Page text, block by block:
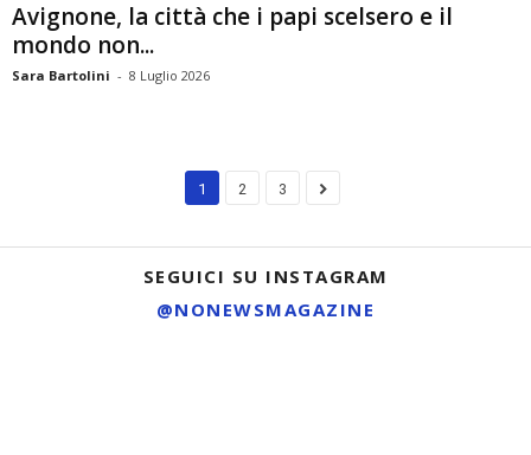
Avignone, la città che i papi scelsero e il
mondo non...
Sara Bartolini - 8 Luglio 2026
1 2 3
SEGUICI SU INSTAGRAM
@NONEWSMAGAZINE